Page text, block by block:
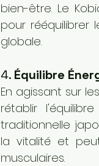
bien-être. Le
pour
globale.
4. Équilibre
En agissant sur
rétablir
traditionnelle
la vitalité et
musculaires.